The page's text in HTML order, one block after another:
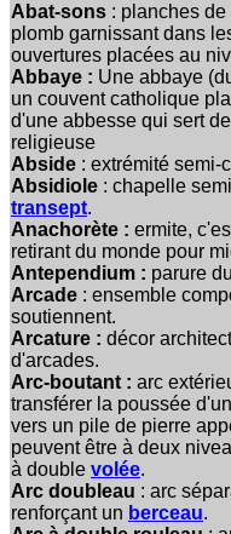
Abat-sons : planches
plomb garnissant dans
ouvertures placées au
Abbaye : Une abbaye
un couvent catholique
d'une abbesse qui sert
religieuse
Abside : extrémité semi-
Absidiole : chapelle
transept.
Anachorète : ermite,
retirant du monde pour
Antependium : parure
Arcade : ensemble
soutiennent.
Arcature : décor
d'arcades.
Arc-boutant : arc
transférer la poussée
vers un pile de pierre
peuvent être à deux
à double volée.
Arc doubleau : arc
renforçant un berceau.